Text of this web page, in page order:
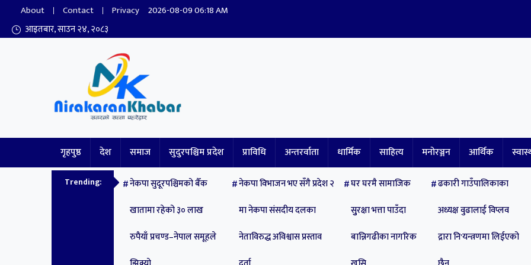
About Contact Privacy 2026-08-09 06:18 AM
आइतबार, साउन २४, २०८३
गृहपुष्ठ देश समाज सुदुरपश्चिम प्रदेश प्राविधि अन्तरर्वाता धार्मिक साहित्य मनोरञ्जन आर्थिक
Trending:
नेकपा सुदूरपश्चिमको बैँक
खातामा रहेको ३० लाख
रुपैयाँ प्रचण्ड–नेपाल समूहले
नेकपा विभाजन भए सँगै प्रदेश २
मा नेकपा संसदीय दलका
नेताविरुद्ध अविश्वास प्रस्ताव
घर घरमै सामाजिक
सुुरक्षा भत्ता पाउँदा
बान्निगढीका नागरिक
ढकारी गाउँपालिकाका
अध्यक्ष वुढालाई विप्लव
द्रारा नि'यन्त्रणमा लिईएको